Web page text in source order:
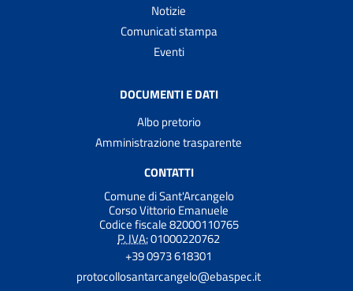
Notizie
Comunicati stampa
Eventi
DOCUMENTI E DATI
Albo pretorio
Amministrazione trasparente
CONTATTI
Comune di Sant'Arcangelo
Corso Vittorio Emanuele
Codice fiscale 82000110765
P. IVA:01000220762
+39 0973 618301
protocollosantarcangelo@ebaspec.it